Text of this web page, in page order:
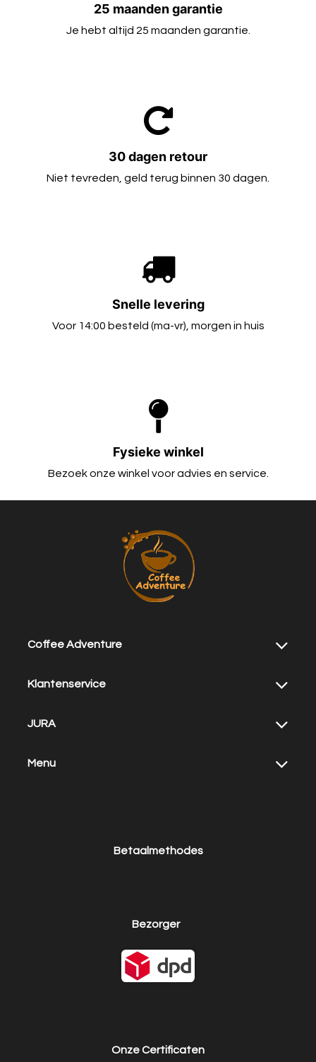
25 maanden garantie
Je hebt altijd 25 maanden garantie.
30 dagen retour
Niet tevreden, geld terug binnen 30 dagen.
Fysieke winkel
Bezoek onze winkel voor advies en service.
Snelle levering
Voor 14:00 besteld (ma-vr), morgen in huis
Coffee Adventure
Klantenservice
JURA
Menu
Onze Certificaten
Betaalmethodes
Bezorger